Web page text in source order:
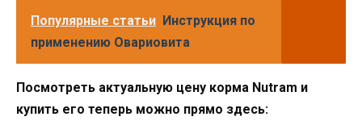
Популярные статьи Инструкция по
применению Овариовита
Посмотреть актуальную цену корма Nutram и
купить его теперь можно прямо здесь: